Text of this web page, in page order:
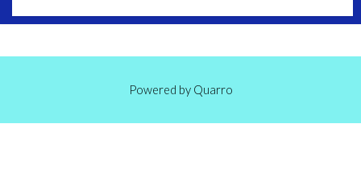
Powered by Quarro